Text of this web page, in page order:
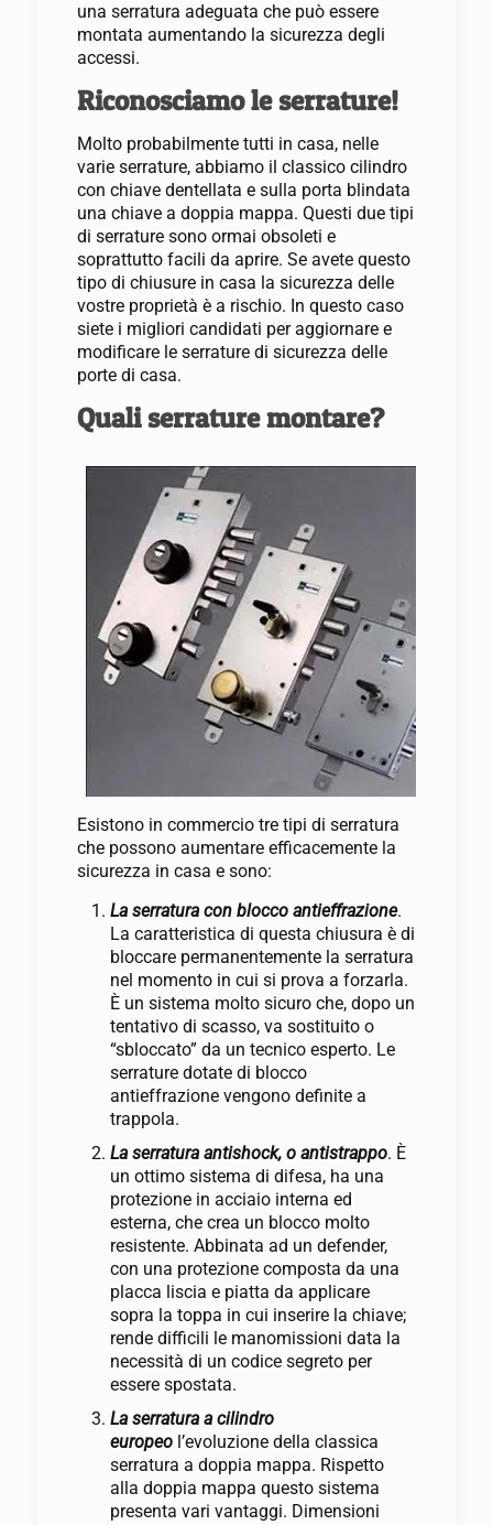
una serratura adeguata che può essere
montata aumentando la sicurezza degli
accessi.
Riconosciamo le serrature!
Molto probabilmente tutti in casa, nelle
varie serrature, abbiamo il classico cilindro
con chiave dentellata e sulla porta blindata
una chiave a doppia mappa. Questi due tipi
di serrature sono ormai obsoleti e
soprattutto facili da aprire. Se avete questo
tipo di chiusure in casa la sicurezza delle
vostre proprietà è a rischio. In questo caso
siete i migliori candidati per aggiornare e
modificare le serrature di sicurezza delle
porte di casa.
Quali serrature montare?
Esistono in commercio tre tipi di serratura
che possono aumentare efficacemente la
sicurezza in casa e sono:
La serratura con blocco antieffrazione.
La caratteristica di questa chiusura è di
bloccare permanentemente la serratura
nel momento in cui si prova a forzarla.
È un sistema molto sicuro che, dopo un
tentativo di scasso, va sostituito o
“sbloccato” da un tecnico esperto. Le
serrature dotate di blocco
antieffrazione vengono definite a
trappola.
La serratura antishock, o antistrappo. È
un ottimo sistema di difesa, ha una
protezione in acciaio interna ed
esterna, che crea un blocco molto
resistente. Abbinata ad un defender,
con una protezione composta da una
placca liscia e piatta da applicare
sopra la toppa in cui inserire la chiave;
rende difficili le manomissioni data la
necessità di un codice segreto per
essere spostata.
La serratura a cilindro
europeol’evoluzione della classica
serratura a doppia mappa. Rispetto
alla doppia mappa questo sistema
presenta vari vantaggi. Dimensioni